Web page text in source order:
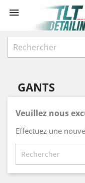

GANTS
Veuillez nous
Effectuez une